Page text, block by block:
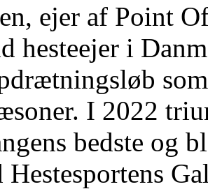
ejer af Point
hesteejer i
I 2022
bedste og
Hestesportens